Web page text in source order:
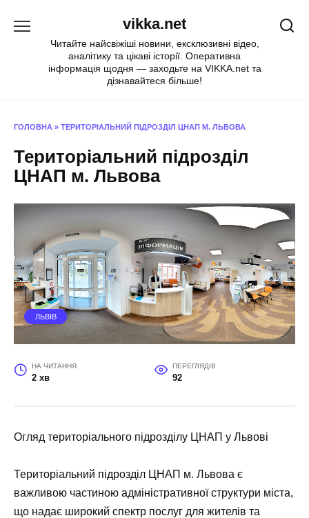
vikka.net
Читайте найсвіжіші новини, ексклюзивні відео,
аналітику та цікаві історії. Оперативна
інформація щодня — заходьте на VIKKA.net та
дізнавайтеся більше!
ГОЛОВНА » ТЕРИТОРІАЛЬНИЙ ПІДРОЗДІЛ ЦНАП М. ЛЬВОВА
Територіальний підрозділ
ЦНАП м. Львова
ЛЬВІВ
НА ЧИТАННЯ
2 хв
ПЕРЕГЛЯДІВ
92
Огляд територіального підрозділу ЦНАП у Львові
Територіальний підрозділ ЦНАП м. Львова є
важливою частиною адміністративної структури міста,
що надає широкий спектр послуг для жителів та